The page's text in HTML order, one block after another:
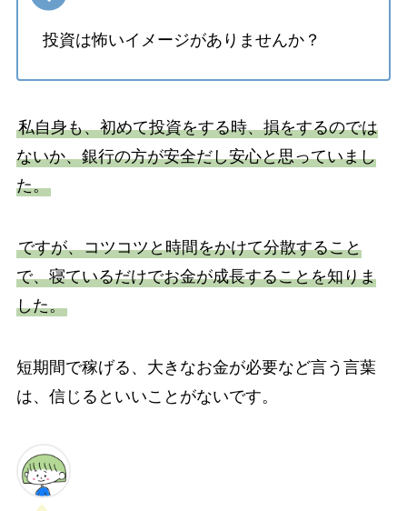
投資は怖いイメージがありませんか？
私自身も、初めて投資をする時、損をするのでは
ないか、銀行の方が安全だし安心と思っていまし
た。
ですが、コツコツと時間をかけて分散すること
で、寝ているだけでお金が成長することを知りま
した。
短期間で稼げる、大きなお金が必要など言う言葉
は、信じるといいことがないです。